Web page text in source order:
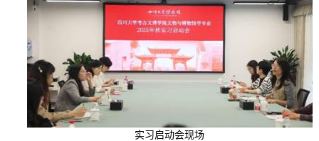
实习启动会现场